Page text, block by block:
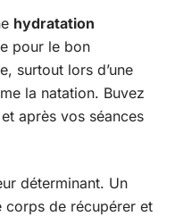
hydratation
pour le bon
surtout lors d’une
la natation. Buvez
après vos séances
déterminant. Un
corps de récupérer et